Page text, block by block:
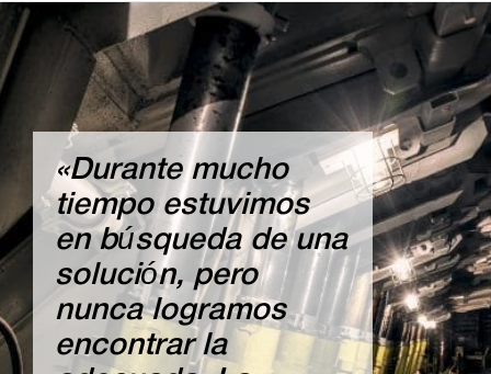
«Durante mucho
tiempo estuvimos
en búsqueda de una
solución, pero
nunca logramos
encontrar la